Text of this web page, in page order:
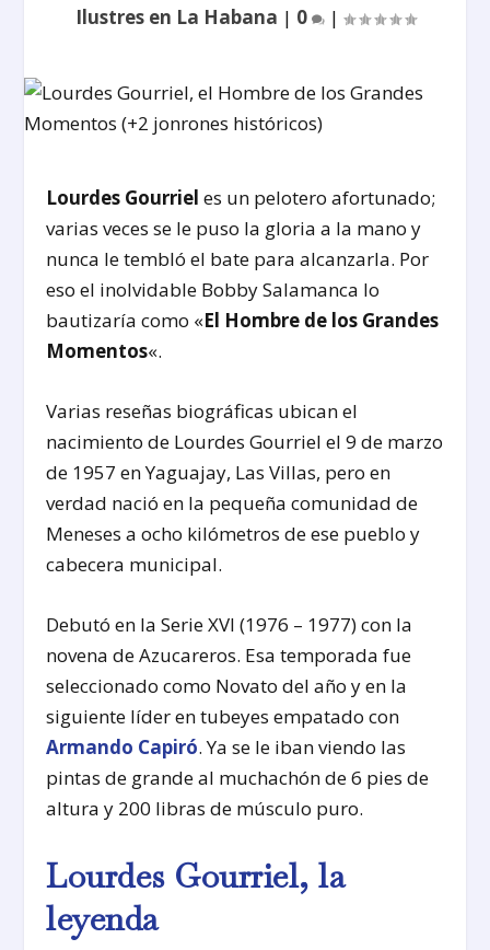
Ilustres en La Habana | 0 |
Lourdes Gourriel es un pelotero afortunado;
varias veces se le puso la gloria a la mano y
nunca le tembló el bate para alcanzarla. Por
eso el inolvidable Bobby Salamanca lo
bautizaría como «El Hombre de los Grandes
Momentos«.
Varias reseñas biográficas ubican el
nacimiento de Lourdes Gourriel el 9 de marzo
de 1957 en Yaguajay, Las Villas, pero en
verdad nació en la pequeña comunidad de
Meneses a ocho kilómetros de ese pueblo y
cabecera municipal.
Debutó en la Serie XVI (1976 – 1977) con la
novena de Azucareros. Esa temporada fue
seleccionado como Novato del año y en la
siguiente líder en tubeyes empatado con
Armando Capiró. Ya se le iban viendo las
pintas de grande al muchachón de 6 pies de
altura y 200 libras de músculo puro.
Lourdes Gourriel, la
leyenda